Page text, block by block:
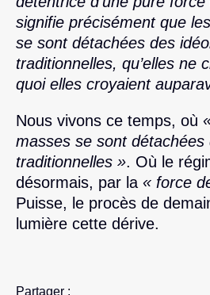
signifie précisément que
se sont détachées des
traditionnelles, qu’elles ne
quoi elles croyaient
Nous vivons ce temps, où
masses se sont détachées
traditionnelles ». Où le
désormais, par la « force
Puisse, le procès de
lumière cette dérive.
Partager :